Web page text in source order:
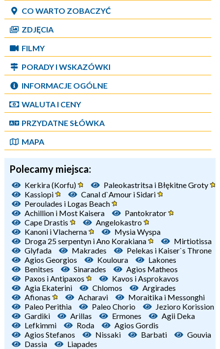
CO WARTO ZOBACZYĆ
ZDJĘCIA
FILMY
PORADY I WSKAZÓWKI
INFORMACJE OGÓLNE
WALUTA I CENY
PRZYDATNE SŁÓWKA
MAPA
Polecamy miejsca:
Kerkira (Korfu)
Paleokastritsa i Błękitne Groty
Kassiopi
Canal d`Amour i Sidari
Peroulades i Logas Beach
Achillion i Most Kaisera
Pantokrator
Cape Drastis
Angelokastro
Kanoni i Vlacherna
Mysia Wyspa
Droga 25 serpentyn i Ano Korakiana
Mirtiotissa
Glyfada
Makrades
Pelekas i Kaiser`s Throne
Agios Georgios
Kouloura
Lakones
Benitses
Sinarades
Agios Matheos
Paxos i Antipaxos
Kavos i Asprokavos
Agia Ekaterini
Chlomos
Argirades
Afionas
Acharavi
Moraitika i Messonghi
Paleo Perithia
Paleo Chorio
Jezioro Korission
Gardiki
Arillas Ermones
Agii Deka
Lefkimmi
Roda
Agios Gordis
Agios Stefanos
Nissaki Barbati
Gouvia
Dassia
Liapades